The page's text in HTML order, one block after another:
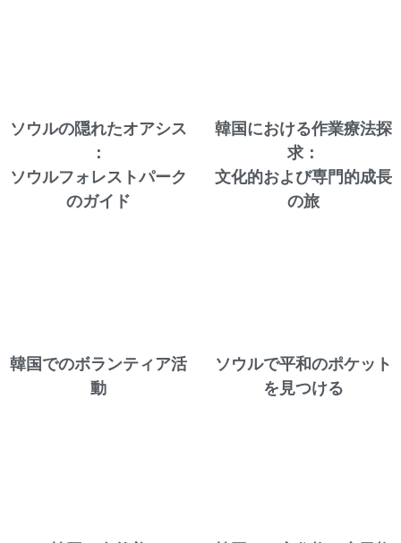
ソウルの隠れたオアシス
：
ソウルフォレストパーク
のガイド
韓国における作業療法探
求：
文化的および専門的成長
の旅
韓国でのボランティア活
動
ソウルで平和のポケット
を見つける